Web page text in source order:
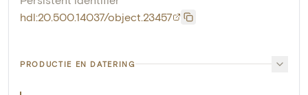
hdl:20.500.14037/object.23457
PRODUCTIE EN DATERING